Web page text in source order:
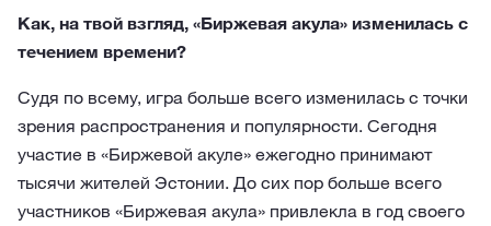
Как, на твой взгляд, «Биржевая акула» изменилась с
течением времени?
Судя по всему, игра больше всего изменилась с точки
зрения распространения и популярности. Сегодня
участие в «Биржевой акуле» ежегодно принимают
тысячи жителей Эстонии. До сих пор больше всего
участников «Биржевая акула» привлекла в год своего